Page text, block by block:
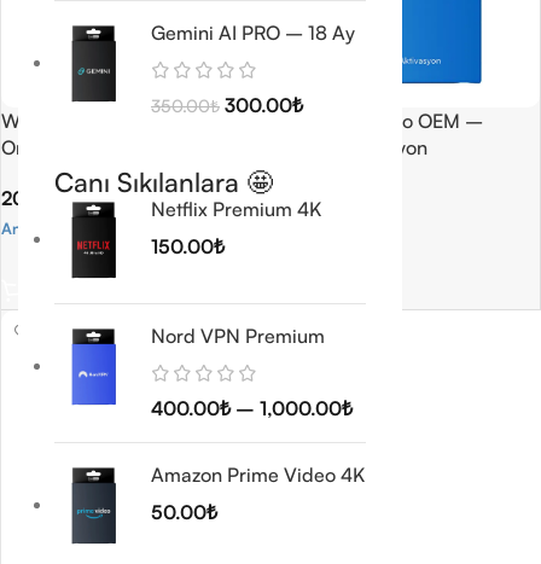
Gemini AI PRO – 18 Ay
350.00₺ 300.00₺
Canı Sıkılanlara 🤩
Netflix Premium 4K
150.00₺
Nord VPN Premium
400.00₺ – 1,000.00₺
Amazon Prime Video 4K
50.00₺
Windows 10 Home OEM –
Online Aktivasyon
200.00₺
Anında Teslimat
Sepete Ekle
Windows 10 Pro OEM –
Online Aktivasyon
5.0